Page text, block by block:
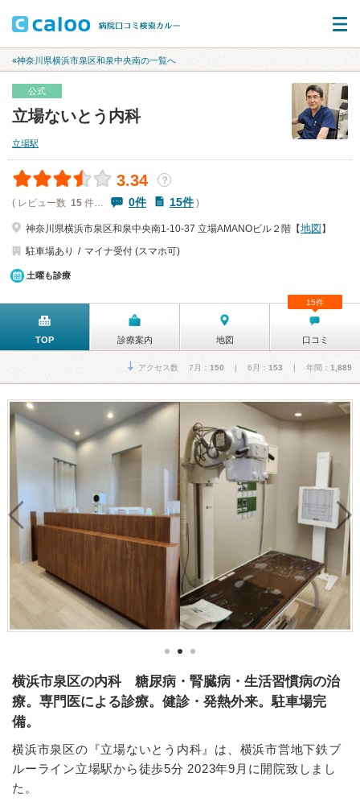
«神奈川県横浜市泉区和泉中央南の一覧へ
公式
立場ないとう内科
立場駅
3.34
？
( レビュー数 15 件… 0件 15件)
神奈川県横浜市泉区和泉中央南1-10-37 立場AMANOビル２階【地図 】
駐車場あり
マイナ受付 (スマホ可)
土曜も診療
TOP 診療案内 地図 口コミ
15件
アクセス数 7月： 150 | 6月： 153 | 年間： 1,889
横浜市泉区の内科 糖尿病・腎臓病・生活習慣病の治
療。専門医による診療。健診・発熱外来。駐車場完
備。
横浜市泉区の『立場ないとう内科』は、横浜市営地下鉄ブ
ルーライン立場駅から徒歩5分 2023年9月に開院致しまし
た。